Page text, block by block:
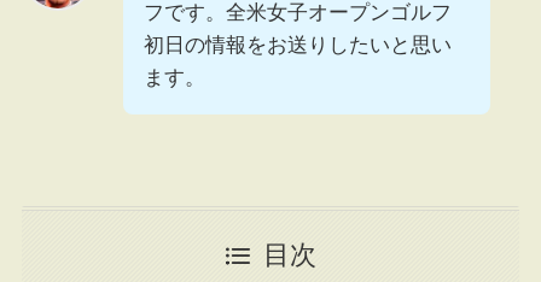
フです。全米女子オープンゴルフ
初日の情報をお送りしたいと思い
ます。
目次